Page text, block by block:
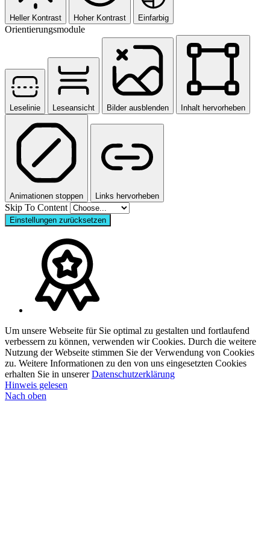
Heller Kontrast Hoher Kontrast Einfarbig
Orientierungsmodule
Leselinie Leseansicht Bilder ausblenden Inhalt hervorheben
Animationen stoppen Links hervorheben
Skip To Content
Einstellungen zurücksetzen
Um unsere Webseite für Sie optimal zu gestalten und fortlaufend
verbessern zu können, verwenden wir Cookies. Durch die weitere
Nutzung der Webseite stimmen Sie der Verwendung von Cookies
zu. Weitere Informationen zu den von uns eingesetzten Cookies
erhalten Sie in unsererDatenschutzerklärung
Hinweis gelesen
Nach oben